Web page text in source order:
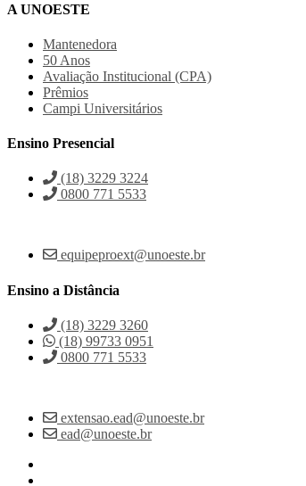
A UNOESTE
Mantenedora
50 Anos
Avaliação Institucional (CPA)
Prêmios
Campi Universitários
Ensino Presencial
(18) 3229 3224
0800 771 5533
equipeproext@unoeste.br
Ensino a Distância
(18) 3229 3260
(18) 99733 0951
0800 771 5533
extensao.ead@unoeste.br
ead@unoeste.br